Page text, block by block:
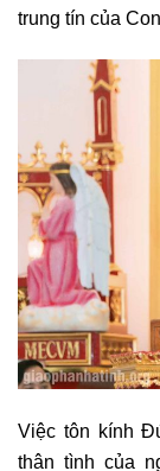
trung tín của
Việc tôn kính
thân tình của